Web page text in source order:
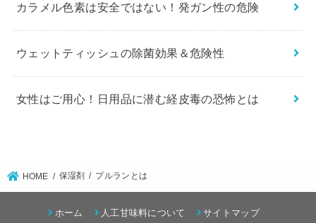
カラメル色素は安全ではない！発ガン性の危険
ウェットティッシュの除菌効果＆危険性
女性はご用心！日用品に潜む経皮毒の恐怖とは
HOME 保湿剤 プルランとは
ホーム 人工甘味料について サイトマップ